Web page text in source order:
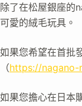
除了在松屋銀座的
可愛的絨毛玩具。
如果您希望在首批
（https://nagano-
如果您擔心在日本